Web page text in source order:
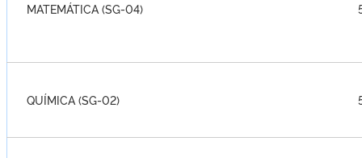
MATEMÁTICA (SG-04)
QUÍMICA (SG-02)